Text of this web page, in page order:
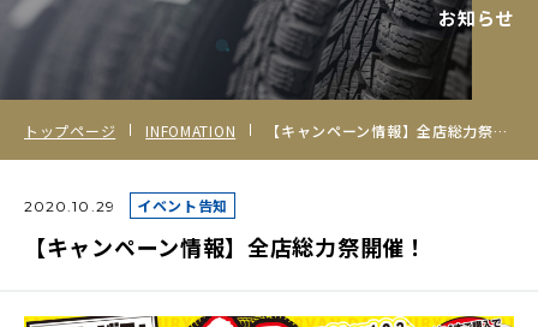
お知らせ
トップページ INFOMATION 【キャンペーン情報】全店総力祭開催！
2020.10.29 イベント告知
【キャンペーン情報】全店総力祭開催！